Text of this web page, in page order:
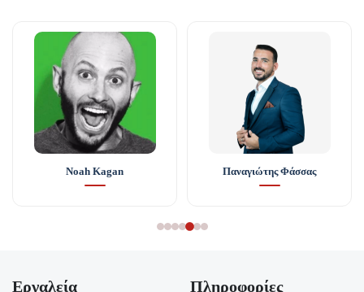
Noah Kagan Παναγιώτης Φάσσας
Εργαλεία Πληροφορίες